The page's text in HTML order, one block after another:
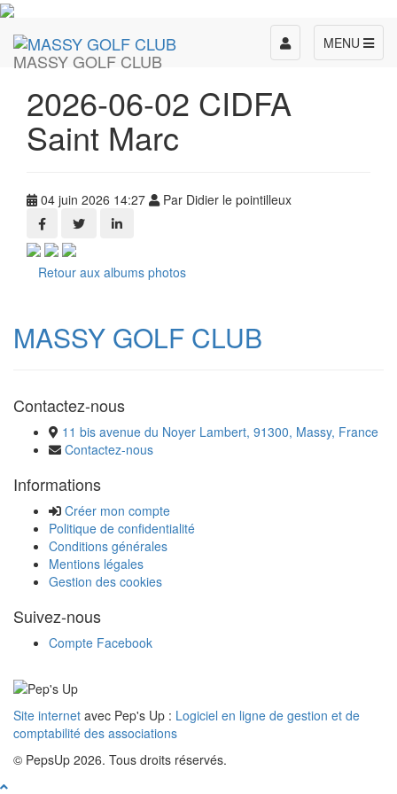
MASSY GOLF CLUB
MENU
Toggle
navigation
2026-06-02 CIDFA
Saint Marc
04 juin 2026 14:27 Par Didier le pointilleux
Retour aux albums photos
MASSY GOLF CLUB
Contactez-nous
11 bis avenue du Noyer Lambert, 91300, Massy, France
Contactez-nous
Informations
Créer mon compte
Politique de confidentialité
Conditions générales
Mentions légales
Gestion des cookies
Suivez-nous
Compte Facebook
Site internet avec Pep's Up : Logiciel en ligne de gestion et de
comptabilité des associations
© PepsUp 2026. Tous droits réservés.